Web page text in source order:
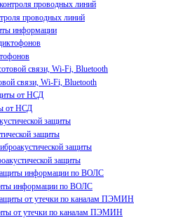
проводных линий
информации
связи, Wi-Fi, Bluetooth
от НСД
защиты
защиты
информации по ВОЛС
от утечки по каналам ПЭМИН